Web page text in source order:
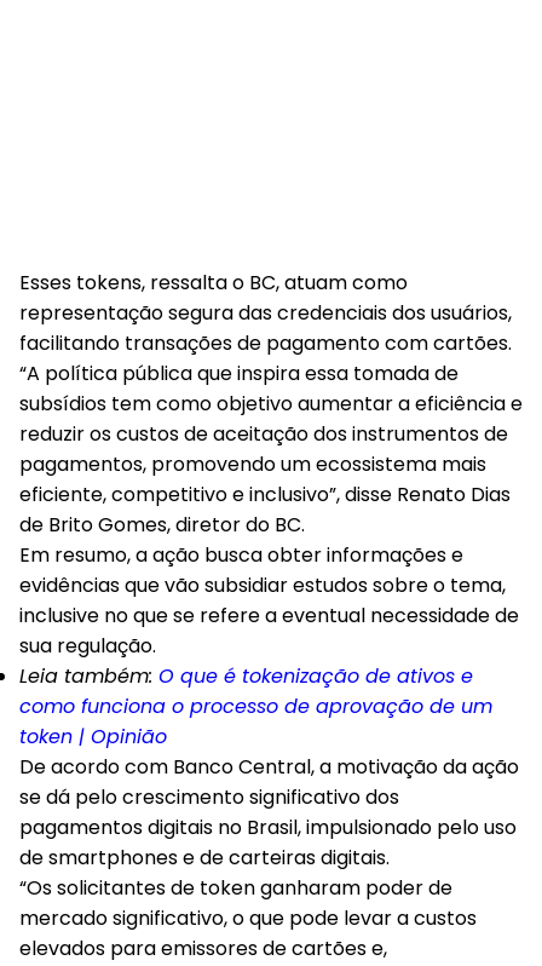
Esses tokens, ressalta o BC, atuam como
representação segura das credenciais dos usuários,
facilitando transações de pagamento com cartões.
“A política pública que inspira essa tomada de
subsídios tem como objetivo aumentar a eficiência e
reduzir os custos de aceitação dos instrumentos de
pagamentos, promovendo um ecossistema mais
eficiente, competitivo e inclusivo”, disse Renato Dias
de Brito Gomes, diretor do BC.
Em resumo, a ação busca obter informações e
evidências que vão subsidiar estudos sobre o tema,
inclusive no que se refere a eventual necessidade de
sua regulação.
Leia também: O que é tokenização de ativos e
como funciona o processo de aprovação de um
token | Opinião
De acordo com Banco Central, a motivação da ação
se dá pelo crescimento significativo dos
pagamentos digitais no Brasil, impulsionado pelo uso
de smartphones e de carteiras digitais.
“Os solicitantes de token ganharam poder de
mercado significativo, o que pode levar a custos
elevados para emissores de cartões e,